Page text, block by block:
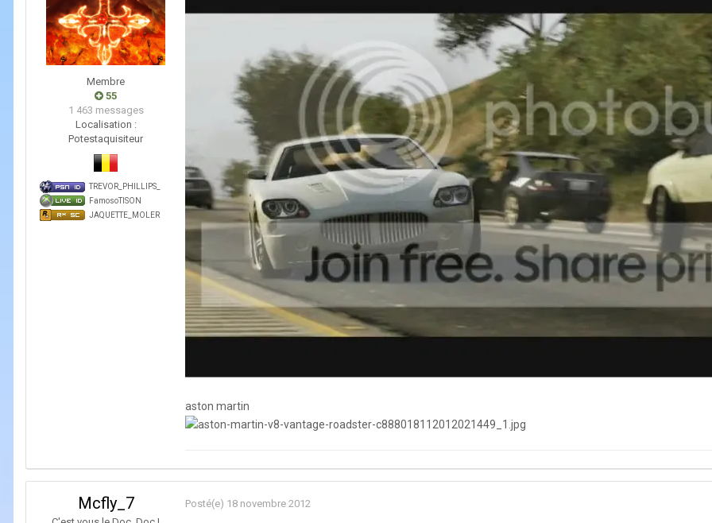
Membre
55
1 463 messages
Localisation :
Potestaquisiteur
TREVOR_PHILLIPS_
FamosoTISON
JAQUETTE_MOLER
aston martin
Mcfly_7 Posté(e) 18 novembre 2012